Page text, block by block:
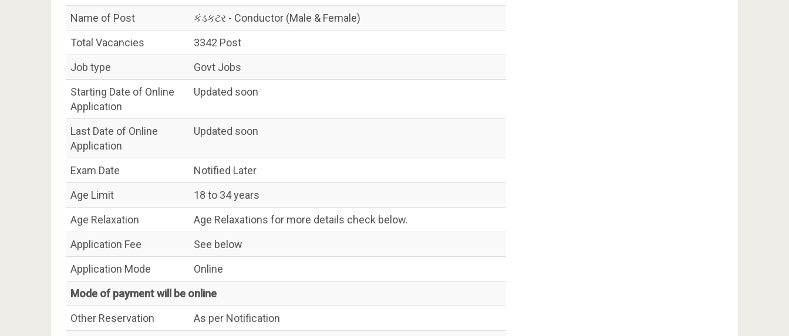
Name of Post
કંડકટર - Conductor (Male & Female)
Total Vacancies
3342 Post
Job type
Govt Jobs
Starting Date of Online
Application
Updated soon
Last Date of Online
Application
Updated soon
Exam Date
Notified Later
Age Limit
18 to 34 years
Age Relaxation
Age Relaxations for more details check below.
Application Fee
See below
Application Mode
Online
Mode of payment will be online
Other Reservation
As per Notification